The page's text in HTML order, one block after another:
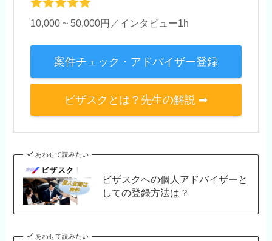
10,000 ~ 50,000円／インタビュー1h
案件チェック・アドバイザー登録
ビザスクとは？先生の解説 ➡
あわせて読みたい
ビザスクへの個人アドバイザーと
しての登録方法は？
あわせて読みたい